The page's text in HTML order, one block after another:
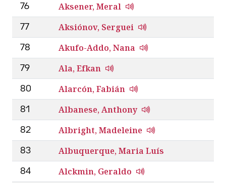
76 Aksener, Meral
77 Aksiónov, Serguei
78 Akufo-Addo, Nana
79 Ala, Efkan
80 Alarcón, Fabián
81 Albanese, Anthony
82 Albright, Madeleine
83 Albuquerque, Maria Luís
84 Alckmin, Geraldo